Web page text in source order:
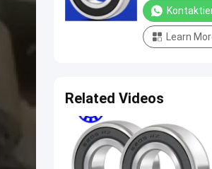
Learn
Related Videos